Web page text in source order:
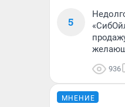
5
936
МНЕНИЕ